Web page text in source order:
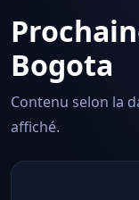
Bogota
Contenu selon la
affiché.